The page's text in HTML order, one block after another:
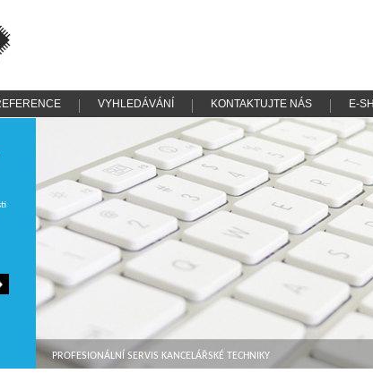
VYHLEDÁVÁNÍ KONTAKTUJTE NÁS E-
PROFESIONÁLNÍ SERVIS KANCELÁŘSKÉ TECHNIKY